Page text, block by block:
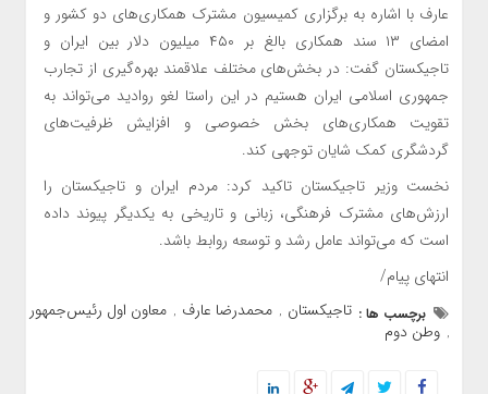
عارف با اشاره به برگزاری کمیسیون مشترک همکاری‌های دو کشور و
امضای ۱۳ سند همکاری بالغ بر ۴۵۰ میلیون دلار بین ایران و
تاجیکستان گفت: در بخش‌های مختلف علاقمند بهره‌گیری از تجارب
جمهوری اسلامی ایران هستیم در این راستا لغو روادید می‌تواند به
تقویت همکاری‌های بخش خصوصی و افزایش ظرفیت‌های
گردشگری کمک شایان توجهی کند.
نخست وزیر تاجیکستان تاکید کرد: مردم ایران و تاجیکستان را
ارزش‌های مشترک فرهنگی، زبانی و تاریخی به یکدیگر پیوند داده
است که می‌تواند عامل رشد و توسعه روابط باشد.
انتهای پیام/
برچسب ها : تاجیکستان , محمدرضا عارف , معاون اول رئیس‌جمهور
, وطن دوم